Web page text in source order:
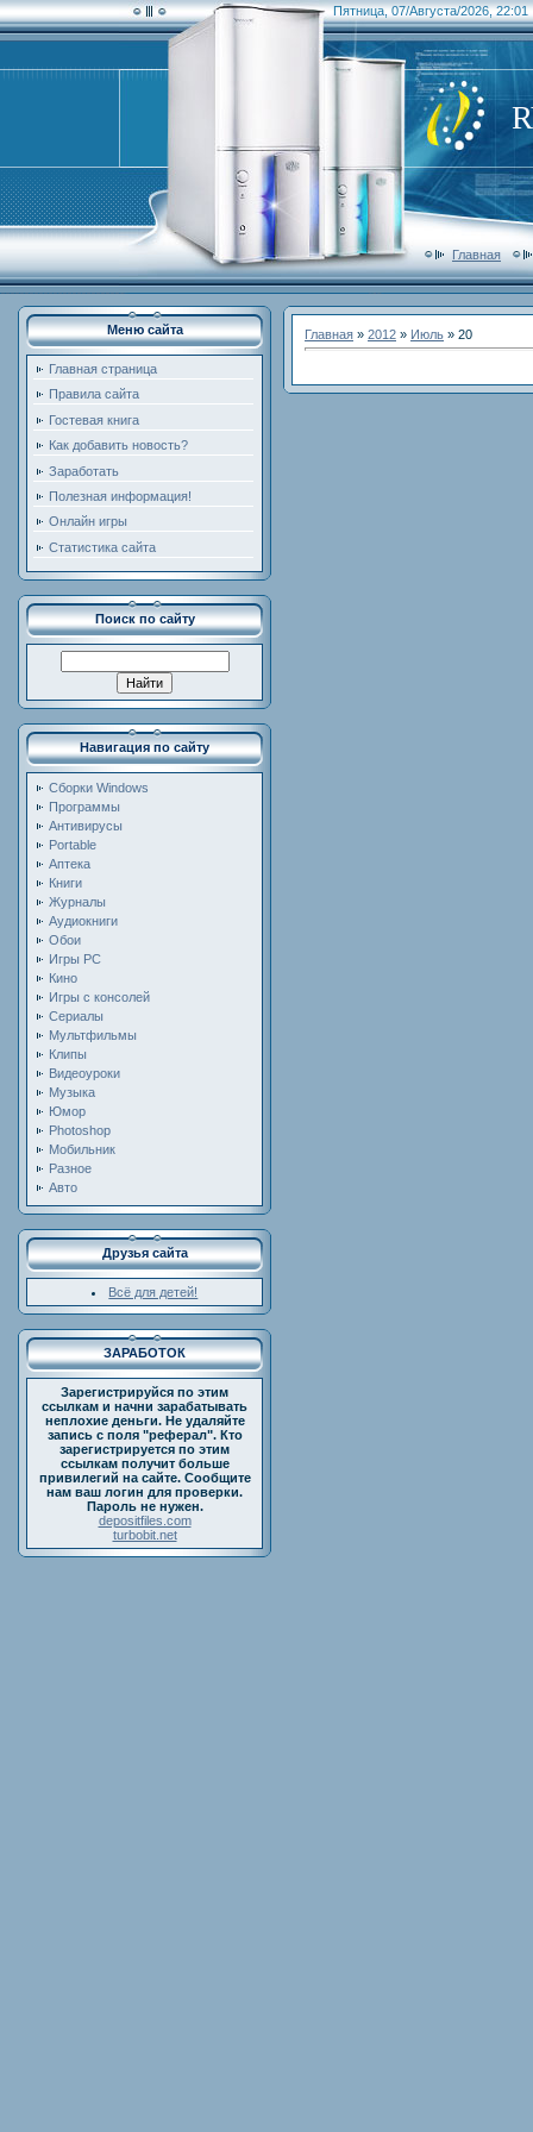
Пятница, 07/Августа/2026, 22:01
Главная
Меню сайта
Главная страница
Правила сайта
Гостевая книга
Как добавить новость?
Заработать
Полезная информация!
Онлайн игры
Статистика сайта
Поиск по сайту
Навигация по сайту
Сборки Windows
Программы
Антивирусы
Portable
Аптека
Книги
Журналы
Аудиокниги
Обои
Игры PC
Кино
Игры с консолей
Сериалы
Мультфильмы
Клипы
Видеоуроки
Музыка
Юмор
Photoshop
Мобильник
Разное
Авто
Друзья сайта
Всё для детей!
ЗАРАБОТОК
Зарегистрируйся по этим
ссылкам и начни зарабатывать
неплохие деньги. Не удаляйте
запись с поля "реферал". Кто
зарегистрируется по этим
ссылкам получит больше
привилегий на сайте. Сообщите
нам ваш логин для проверки.
Пароль не нужен.
depositfiles.com
turbobit.net
Главная » 2012 » Июль » 20